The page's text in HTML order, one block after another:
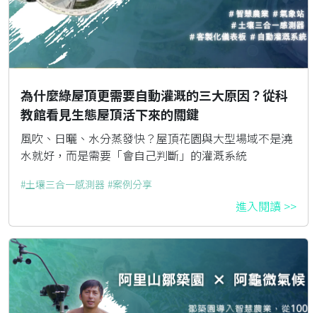
為什麼綠屋頂更需要自動灌溉的三大原因？從科
教館看見生態屋頂活下來的關鍵
風吹、日曬、水分蒸發快？屋頂花園與大型場域不是澆
水就好，而是需要「會自己判斷」的灌溉系統
土壤三合一感測器 案例分享
進入閱讀 >>